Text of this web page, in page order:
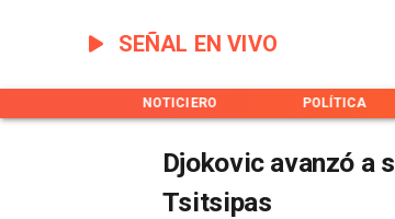
SEÑAL EN VIVO
NOTICIERO POLÍTICA
Djokovic avanzó a
Tsitsipas